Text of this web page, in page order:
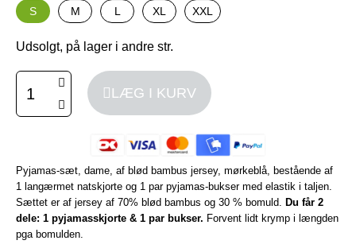
S
M L XL XXL
Udsolgt, på lager i andre str.
LÆG I KURV
Pyjamas-sæt, dame, af blød bambus jersey, mørkeblå, bestående af
1 langærmet natskjorte og 1 par pyjamas-bukser med elastik i taljen.
Sættet er af jersey af 70% blød bambus og 30 % bomuld. Du får 2
dele: 1 pyjamasskjorte & 1 par bukser. Forvent lidt krymp i længden
pga bomulden.